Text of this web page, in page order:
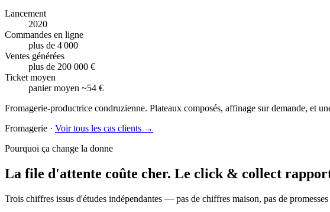
Lancement
2020
Commandes en ligne
plus de 4 000
Ventes générées
plus de 200 000 €
Ticket moyen
panier moyen ~54 €
Fromagerie-productrice condruzienne. Plateaux composés, affinage sur demande, et
Fromagerie · Voir tous les cas clients →
Pourquoi ça change la donne
La file d'attente coûte cher. Le click & collect
Trois chiffres issus d'études indépendantes — pas de chiffres maison, pas de